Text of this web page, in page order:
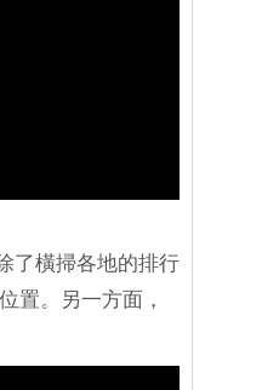
了橫掃各地的排行
置。另一方面，